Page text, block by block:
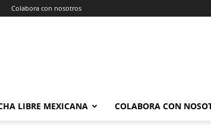
Colabora con nosotros
LIBRE MEXICANA COLABORA CON